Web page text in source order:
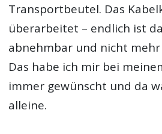
Transportbeutel. Das
überarbeitet – endlich ist
abnehmbar und nicht
Das habe ich mir bei
immer gewünscht und da
alleine.